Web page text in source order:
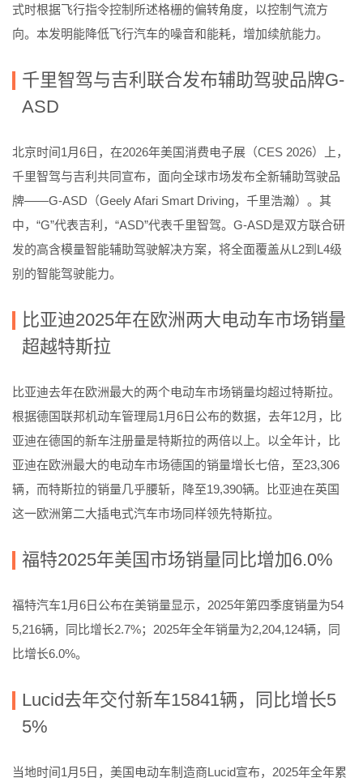
式时根据飞行指令控制所述格栅的偏转角度，以控制气流方
向。本发明能降低飞行汽车的噪音和能耗，增加续航能力。
千里智驾与吉利联合发布辅助驾驶品牌G-
ASD
北京时间1月6日，在2026年美国消费电子展（CES 2026）上，
千里智驾与吉利共同宣布，面向全球市场发布全新辅助驾驶品
牌——G-ASD（Geely Afari Smart Driving，千里浩瀚）。其
中，“G”代表吉利，“ASD”代表千里智驾。G-ASD是双方联合研
发的高含模量智能辅助驾驶解决方案，将全面覆盖从L2到L4级
别的智能驾驶能力。
比亚迪2025年在欧洲两大电动车市场销量
超越特斯拉
比亚迪去年在欧洲最大的两个电动车市场销量均超过特斯拉。
根据德国联邦机动车管理局1月6日公布的数据，去年12月，比
亚迪在德国的新车注册量是特斯拉的两倍以上。以全年计，比
亚迪在欧洲最大的电动车市场德国的销量增长七倍，至23,306
辆，而特斯拉的销量几乎腰斩，降至19,390辆。比亚迪在英国
这一欧洲第二大插电式汽车市场同样领先特斯拉。
福特2025年美国市场销量同比增加6.0%
福特汽车1月6日公布在美销量显示，2025年第四季度销量为54
5,216辆，同比增长2.7%；2025年全年销量为2,204,124辆，同
比增长6.0%。
Lucid去年交付新车15841辆，同比增长5
5%
当地时间1月5日，美国电动车制造商Lucid宣布，2025年全年累